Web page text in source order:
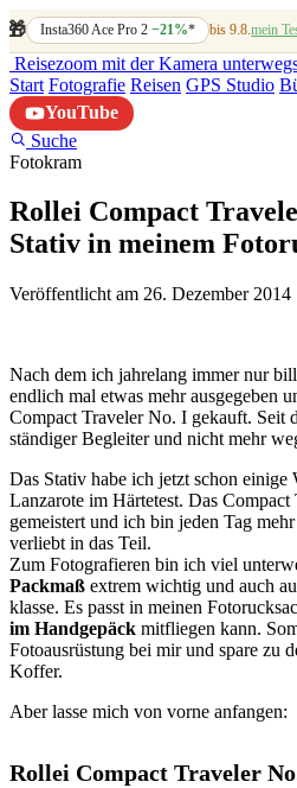
🎁 Insta360 Ace Pro 2−21%* bis 9.8.mein
Reisezoom mit der Kamera
Start Fotografie Reisen GPS Studio
YouTube
Suche
Fotokram
Rollei Compact
Stativ in meinem
Veröffentlicht am 26. Dezember 2014
Nach dem ich jahrelang immer nur
endlich mal etwas mehr ausgegeben
Compact Traveler No. I gekauft. Seit
ständiger Begleiter und nicht mehr
Das Stativ habe ich jetzt schon einige
Lanzarote im Härtetest. Das
gemeistert und ich bin jeden Tag
verliebt in das Teil.
Zum Fotografieren bin ich viel
Packmaß extrem wichtig und auch
klasse. Es passt in meinen
im Handgepäck mitfliegen kann.
Fotoausrüstung bei mir und spare zu
Koffer.
Aber lasse mich von vorne anfangen:
Rollei Compact Traveler